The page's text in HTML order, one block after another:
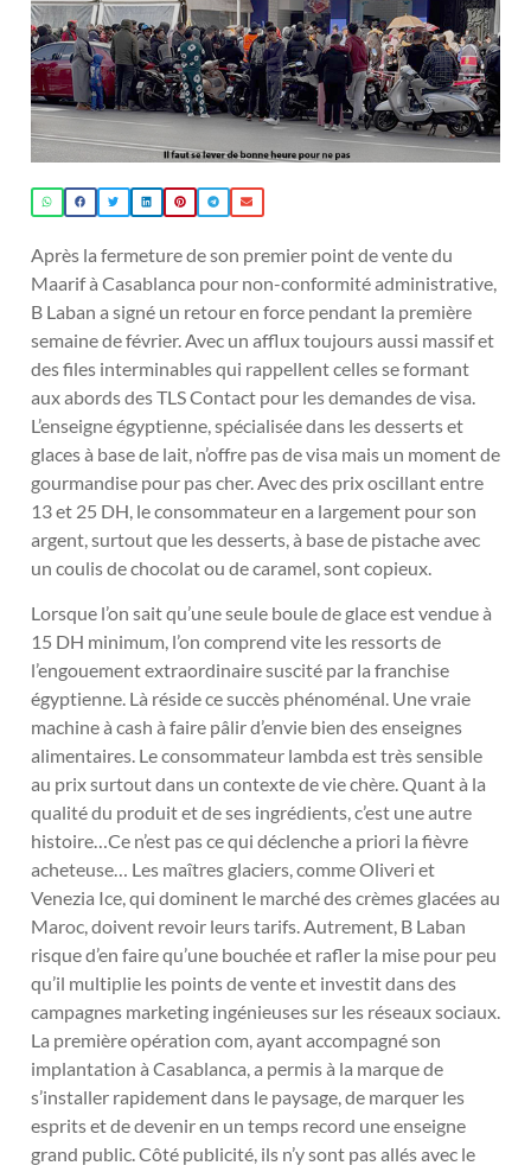
Après la fermeture de son premier point de vente du
Maarif à Casablanca pour non-conformité administrative,
B Laban a signé un retour en force pendant la première
semaine de février. Avec un afflux toujours aussi massif et
des files interminables qui rappellent celles se formant
aux abords des TLS Contact pour les demandes de visa.
L’enseigne égyptienne, spécialisée dans les desserts et
glaces à base de lait, n’offre pas de visa mais un moment de
gourmandise pour pas cher. Avec des prix oscillant entre
13 et 25 DH, le consommateur en a largement pour son
argent, surtout que les desserts, à base de pistache avec
un coulis de chocolat ou de caramel, sont copieux.
Lorsque l’on sait qu’une seule boule de glace est vendue à
15 DH minimum, l’on comprend vite les ressorts de
l’engouement extraordinaire suscité par la franchise
égyptienne. Là réside ce succès phénoménal. Une vraie
machine à cash à faire pâlir d’envie bien des enseignes
alimentaires. Le consommateur lambda est très sensible
au prix surtout dans un contexte de vie chère. Quant à la
qualité du produit et de ses ingrédients, c’est une autre
histoire…Ce n’est pas ce qui déclenche a priori la fièvre
acheteuse… Les maîtres glaciers, comme Oliveri et
Venezia Ice, qui dominent le marché des crèmes glacées au
Maroc, doivent revoir leurs tarifs. Autrement, B Laban
risque d’en faire qu’une bouchée et rafler la mise pour peu
qu’il multiplie les points de vente et investit dans des
campagnes marketing ingénieuses sur les réseaux sociaux.
La première opération com, ayant accompagné son
implantation à Casablanca, a permis à la marque de
s’installer rapidement dans le paysage, de marquer les
esprits et de devenir en un temps record une enseigne
grand public. Côté publicité, ils n’y sont pas allés avec le